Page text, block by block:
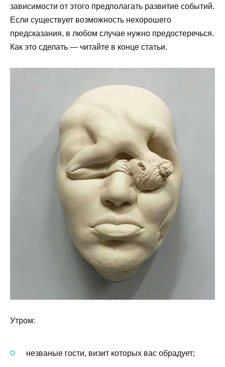
зависимости от этого предполагать развитие событий.
Если существует возможность нехорошего
предсказания, в любом случае нужно предостеречься.
Как это сделать — читайте в конце статьи.
Утром:
незваные гости, визит которых вас обрадует;